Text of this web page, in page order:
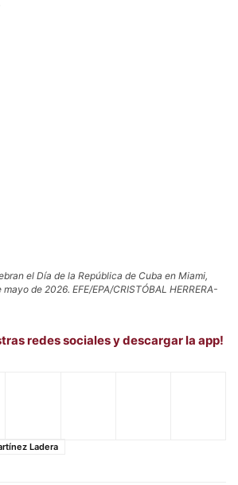
el Día de la República de Cuba en Miami,
de 2026. EFE/EPA/CRISTÓBAL HERRERA-
redes sociales y descargar la app!
Ladera